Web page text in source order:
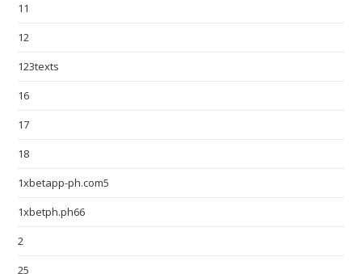
11
12
123texts
16
17
18
1xbetapp-ph.com5
1xbetph.ph66
2
25